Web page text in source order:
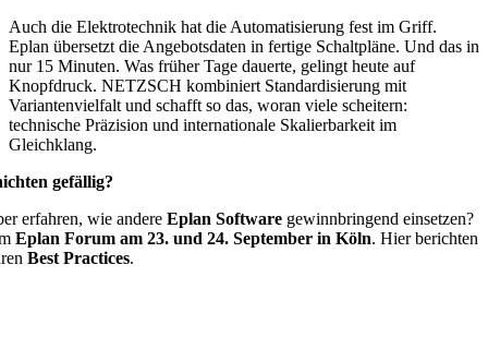
Auch die Elektrotechnik hat die Automatisierung fest im Griff.
Eplan übersetzt die Angebotsdaten in fertige Schaltpläne. Und das in
nur 15 Minuten. Was früher Tage dauerte, gelingt heute auf
Knopfdruck. NETZSCH kombiniert Standardisierung mit
Variantenvielfalt und schafft so das, woran viele scheitern:
technische Präzision und internationale Skalierbarkeit im
Gleichklang.
gefällig?
erfahren, wie andereEplan Software gewinnbringend einsetzen?
Eplan Forum am 23. und 24. September in Köln. Hier berichten
Best Practices.